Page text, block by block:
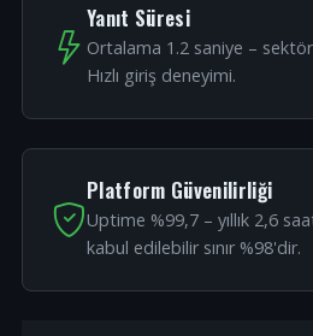
Yanıt Süresi
Ortalama 1.2 saniye –
Hızlı giriş deneyimi.
Platform Güvenilirliği
Uptime %99,7 – yıllık 2,6
kabul edilebilir sınır %98'dir.